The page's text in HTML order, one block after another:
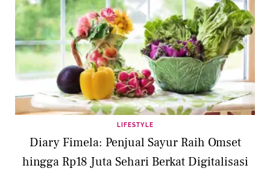
LIFESTYLE
Diary Fimela: Penjual Sayur Raih Omset
hingga Rp18 Juta Sehari Berkat Digitalisasi